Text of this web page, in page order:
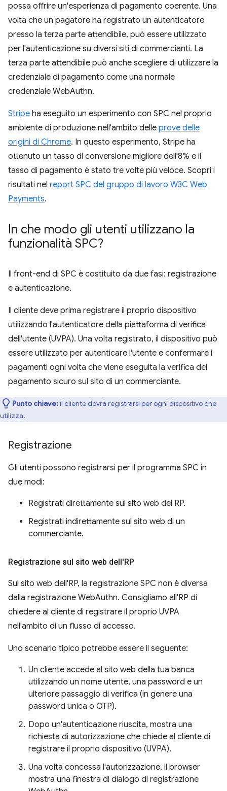
possa offrire un'esperienza di pagamento coerente. Una
volta che un pagatore ha registrato un autenticatore
presso la terza parte attendibile, può essere utilizzato
per l'autenticazione su diversi siti di commercianti. La
terza parte attendibile può anche scegliere di utilizzare la
credenziale di pagamento come una normale
credenziale WebAuthn.
Stripe ha eseguito un esperimento con SPC nel proprio
ambiente di produzione nell'ambito delle prove delle
origini di Chrome. In questo esperimento, Stripe ha
ottenuto un tasso di conversione migliore dell'8% e il
tasso di pagamento è stato tre volte più veloce. Scopri i
risultati nel report SPC del gruppo di lavoro W3C Web
Payments.
In che modo gli utenti utilizzano la
funzionalità SPC?
Il front-end di SPC è costituito da due fasi: registrazione
e autenticazione.
Il cliente deve prima registrare il proprio dispositivo
utilizzando l'autenticatore della piattaforma di verifica
dell'utente (UVPA). Una volta registrato, il dispositivo può
essere utilizzato per autenticare l'utente e confermare i
pagamenti ogni volta che viene eseguita la verifica del
pagamento sicuro sul sito di un commerciante.
Punto chiave:il cliente dovrà registrarsi per ogni dispositivo che
utilizza.
Registrazione
Gli utenti possono registrarsi per il programma SPC in
due modi:
Registrati direttamente sul sito web del RP.
Registrati indirettamente sul sito web di un
commerciante.
Registrazione sul sito web dell'RP
Sul sito web dell'RP, la registrazione SPC non è diversa
dalla registrazione WebAuthn. Consigliamo all'RP di
chiedere al cliente di registrare il proprio UVPA
nell'ambito di un flusso di accesso.
Uno scenario tipico potrebbe essere il seguente:
Un cliente accede al sito web della tua banca
utilizzando un nome utente, una password e un
ulteriore passaggio di verifica (in genere una
password unica o OTP).
Dopo un'autenticazione riuscita, mostra una
richiesta di autorizzazione che chiede al cliente di
registrare il proprio dispositivo (UVPA).
Una volta concessa l'autorizzazione, il browser
mostra una finestra di dialogo di registrazione